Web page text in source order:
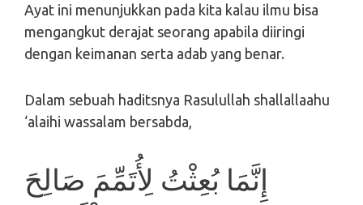
Ayat ini menunjukkan pada kita kalau ilmu bisa
mengangkut derajat seorang apabila diiringi
dengan keimanan serta adab yang benar.
Dalam sebuah haditsnya Rasulullah shallallaahu
‘alaihi wassalam bersabda,
إِنَّمَا بُعِثْتُ لِأُتَمِّمَ صَالِحَ